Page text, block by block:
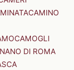
CAMINO
CAMOGLI
DI ROMA